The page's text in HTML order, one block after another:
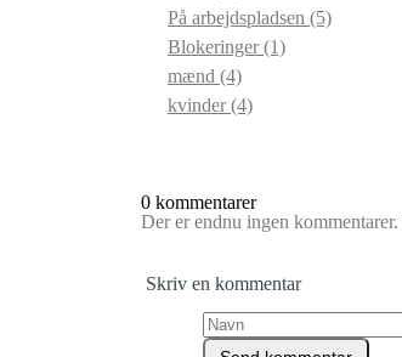
På arbejdspladsen (5)
Blokeringer(1)
mænd (4)
kvinder(4)
0 kommentarer
Der er endnu ingen
Skriv en kommentar